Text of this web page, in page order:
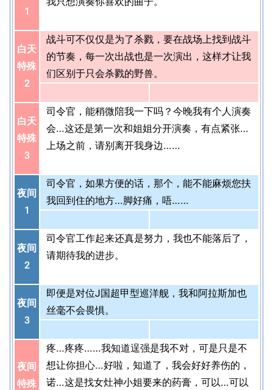
1
白天
特殊
2
战斗可不仅仅是为了杀戮，要在战场上找到战斗
的节奏，每一次出战也是一次演出，这样才让我
们区别于只会杀戮的野兽。
白天
特殊
3
司令官，能稍微陪我一下吗？今晚我有个人演奏
会…这还是第一次和姐姐分开演奏，有点紧张…
上场之前，请别离开我身边……
夜间
1
司令官，如果方便的话，那个，能不能麻烦您扶
我回到住的地方…脚好痛，唔……
夜间
2
司令官工作起来还真是努力，我也不能落后了，
请期待我的进步。
夜间
3
即便是对位J国超甲型巡洋舰，我和阿拉斯加也
丝毫不会畏惧。
夜间
特殊
疼…疼疼……我知道逞强是我不对，可是只是不
想让你担心…好啦，知道了，我会好好养伤的，
诺…这是找女灶神小姐要来的药膏，可以…可以